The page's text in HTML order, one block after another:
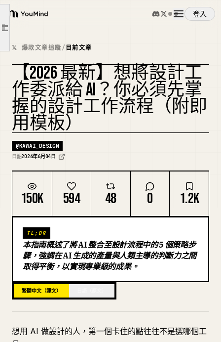
YouMind
登入
概覽
使用案例
技能
提示詞
定價
下載
部落格
更新
文章大綱
1. 用一句話決定目的
3. 用 AI 生成多個方向
4. 由人類縮減到一個方向
5. 分開進行收尾與驗證
可直接套用的需求模板
失敗 AI 設計的共同特徵
今天就能做的事
相關免費線上研討會
𝕏 爆款文章追蹤/ 目前文章
複刻封面
【2026 最新】想將設計工
作委派給 AI？你必須先掌
握的設計工作流程（附即
用模板）
@KAWAI_DESIGN
日語2026年6月04日
150K 594 48 0 1.2K
TL;DR
本指南概述了將 AI 整合至設計流程中的 5 個策略步
驟，強調在 AI 生成的產量與人類主導的判斷力之間
取得平衡，以實現專業級的成果。
繁體中文（譯文）
想用 AI 做設計的人，第一個卡住的點往往不是選哪個工